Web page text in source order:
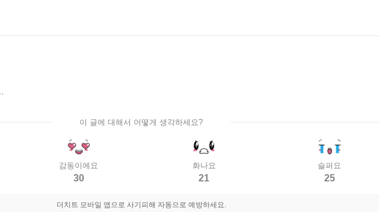
이 글에 대해서 어떻게 생각하세요?
감동이에요
30
화나요
21
슬퍼요
25
더치트 모바일 앱으로 사기피해 자동으로 예방하세요.